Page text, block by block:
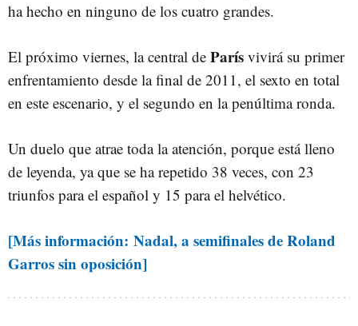
ha hecho en ninguno de los cuatro grandes.
El próximo viernes, la central de París vivirá su primer
enfrentamiento desde la final de 2011, el sexto en total
en este escenario, y el segundo en la penúltima ronda.
Un duelo que atrae toda la atención, porque está lleno
de leyenda, ya que se ha repetido 38 veces, con 23
triunfos para el español y 15 para el helvético.
[Más información: Nadal, a semifinales de Roland
Garros sin oposición]